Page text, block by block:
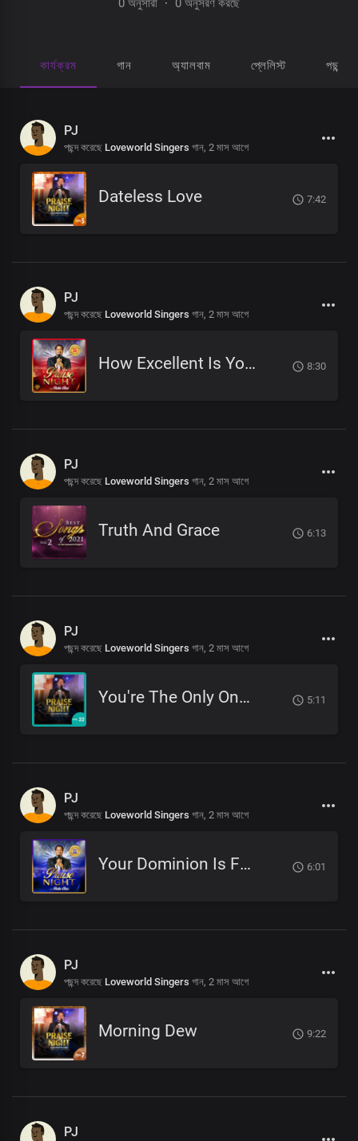
0 অনুসারী · 0 অনুসরণ করছে
কার্যক্রম গান অ্যালবাম প্লেলিস্ট পছন্দ
PJ
পছন্দ করেছে Loveworld Singers গান, 2 মাস আগে
Dateless Love 7:42
PJ
পছন্দ করেছে Loveworld Singers গান, 2 মাস আগে
How Excellent Is Your Name 8:30
PJ
পছন্দ করেছে Loveworld Singers গান, 2 মাস আগে
Truth And Grace 6:13
PJ
পছন্দ করেছে Loveworld Singers গান, 2 মাস আগে
You're The Only One Like You 5:11
PJ
পছন্দ করেছে Loveworld Singers গান, 2 মাস আগে
Your Dominion Is For Eternity 6:01
PJ
পছন্দ করেছে Loveworld Singers গান, 2 মাস আগে
Morning Dew 9:22
PJ